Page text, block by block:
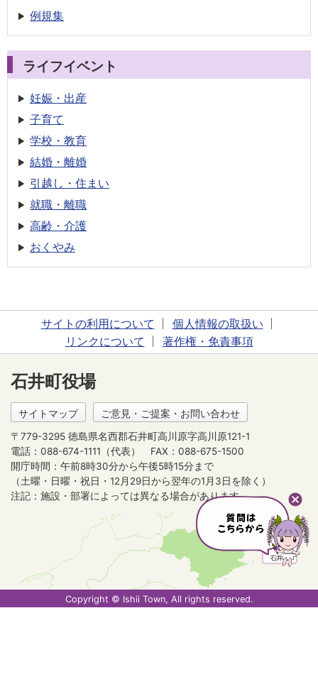
例規集
ライフイベント
妊娠・出産
子育て
学校・教育
結婚・離婚
引越し・住まい
就職・離職
高齢・介護
おくやみ
サイトの利用について
個人情報の取扱い
リンクについて
著作権・免責事項
石井町役場
サイトマップ ご意見・ご提案・お問い合わせ
〒779-3295 徳島県名西郡石井町高川原字高川原121-1
電話：088-674-1111（代表）
FAX：088-675-1500
開庁時間：午前8時30分から午後5時15分まで
（土曜・日曜・祝日・12月29日から翌年の1月3日を除く）
注記：施設・部署によっては異なる場合があります。
Copyright © Ishii Town, All rights reserved.